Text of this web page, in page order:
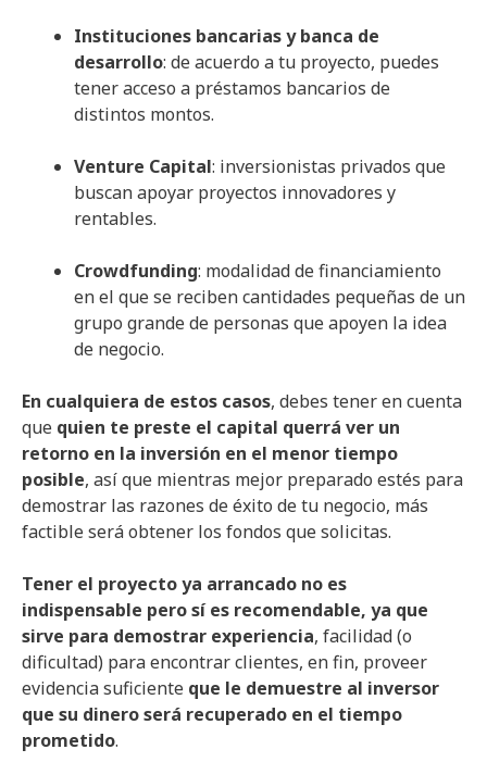
Instituciones bancarias y banca de
desarrollo: de acuerdo a tu proyecto, puedes
tener acceso a préstamos bancarios de
distintos montos.
Venture Capital: inversionistas privados que
buscan apoyar proyectos innovadores y
rentables.
Crowdfunding: modalidad de financiamiento
en el que se reciben cantidades pequeñas de un
grupo grande de personas que apoyen la idea
de negocio.
En cualquiera de estos casos, debes tener en cuenta
que quien te preste el capital querrá ver un
retorno en la inversión en el menor tiempo
posible, así que mientras mejor preparado estés para
demostrar las razones de éxito de tu negocio, más
factible será obtener los fondos que solicitas.
Tener el proyecto ya arrancado no es
indispensable pero sí es recomendable, ya que
sirve para demostrar experiencia, facilidad (o
dificultad) para encontrar clientes, en fin, proveer
evidencia suficiente que le demuestre al inversor
que su dinero será recuperado en el tiempo
prometido.